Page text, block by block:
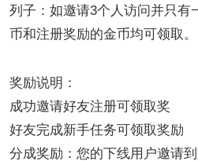
列子：如邀请3个人访问并只有
币和注册奖励的金币均可领取。
奖励说明：
成功邀请好友注册可领取奖
好友完成新手任务可领取奖励
分成奖励：您的下线用户邀请